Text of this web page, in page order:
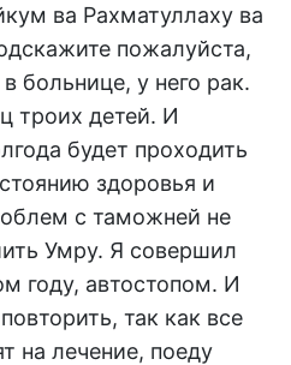
ва Рахматуллаху ва
пожалуйста,
больнице, у него рак.
троих детей. И
будет проходить
здоровья и
с таможней не
Умру. Я совершил
году, автостопом. И
так как все
на лечение, поеду